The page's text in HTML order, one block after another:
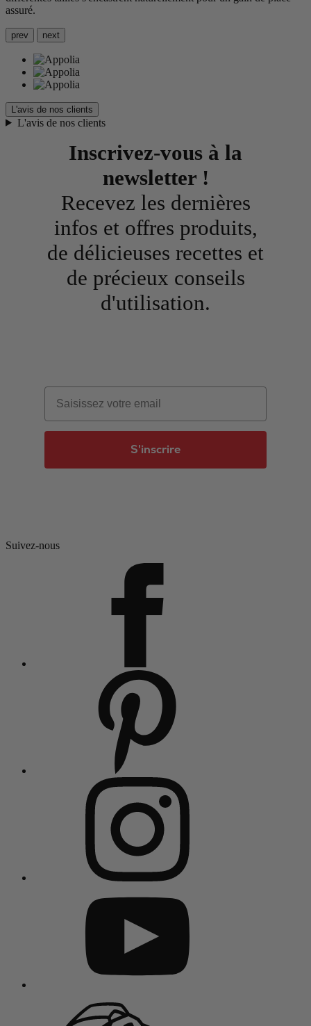
assuré.
prev next
L'avis de nos clients
L'avis de nos clients
Inscrivez-vous à la
newsletter !
Recevez les dernières
infos et offres produits,
de délicieuses recettes et
de précieux conseils
d'utilisation.
Email
S'inscrire
Suivez-nous